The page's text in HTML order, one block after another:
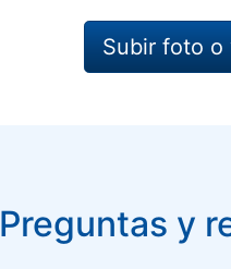
Subir foto o
Preguntas y